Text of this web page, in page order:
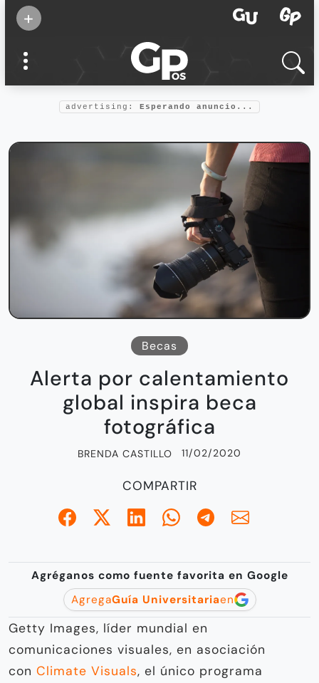
+
confianza
Foro salud
advertising: Esperando anuncio...
Becas
Alerta por calentamiento
global inspira beca
fotográfica
BRENDA CASTILLO 11/02/2020
COMPARTIR
Agréganos como fuente favorita en Google
AgregaGuía Universitariaen
Getty Images, líder mundial en
comunicaciones visuales, en asociación
con Climate Visuals, el único programa